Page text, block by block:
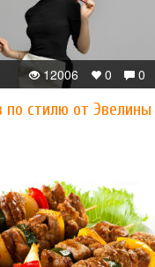
0
0
12006
по стилю от Эвелины